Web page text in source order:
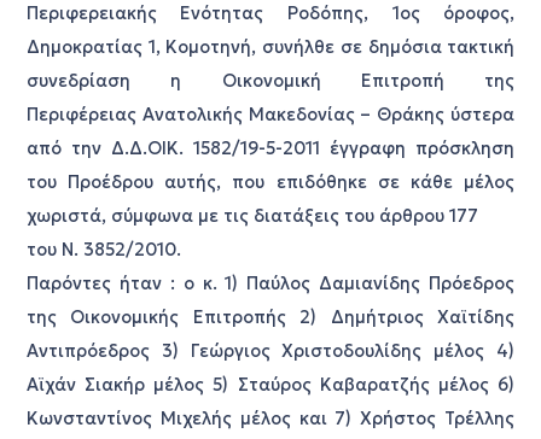
Περιφερειακής Ενότητας Ροδόπης, 1ος όροφος,
Δημοκρατίας 1, Κομοτηνή, συνήλθε σε δημόσια τακτική
συνεδρίαση η Οικονομική Επιτροπή της
Περιφέρειας Ανατολικής Μακεδονίας – Θράκης ύστερα
από την Δ.Δ.ΟΙΚ. 1582/19-5-2011 έγγραφη πρόσκληση
του Προέδρου αυτής, που επιδόθηκε σε κάθε μέλος
χωριστά, σύμφωνα με τις διατάξεις του άρθρου 177
του Ν. 3852/2010.
Παρόντες ήταν : ο κ. 1) Παύλος Δαμιανίδης Πρόεδρος
της Οικονομικής Επιτροπής 2) Δημήτριος Χαϊτίδης
Αντιπρόεδρος 3) Γεώργιος Χριστοδουλίδης μέλος 4)
Αϊχάν Σιακήρ μέλος 5) Σταύρος Καβαρατζής μέλος 6)
Κωνσταντίνος Μιχελής μέλος και 7) Χρήστος Τρέλλης